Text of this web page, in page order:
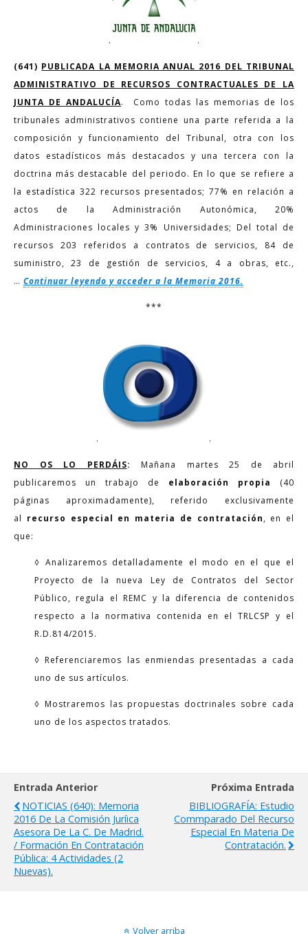
. .
(641) PUBLICADA LA MEMORIA ANUAL 2016 DEL TRIBUNAL
ADMINISTRATIVO DE RECURSOS CONTRACTUALES DE LA
JUNTA DE ANDALUCÍA. Como todas las memorias de los
tribunales administrativos contiene una parte referida a la
composición y funcionamiento del Tribunal, otra con los
datos estadísticos más destacados y una tercera con la
doctrina más destacable del periodo. En lo que se refiere a
la estadística 322 recursos presentados; 77% en relación a
actos de la Administración Autonómica, 20%
Administraciones locales y 3% Universidades; Del total de
recursos 203 referidos a contratos de servicios, 84 de
suministro, 23 de gestión de servicios, 4 a obras, etc.,
… Continuar leyendo y acceder a la Memoria 2016.
***
. .
NO OS LO PERDÁIS: Mañana martes 25 de abril
publicaremos un trabajo de elaboración propia
(40
páginas aproximadamente), referido exclusivamente
al recurso especial en materia de contratación, en el
que:
◊ Analizaremos detalladamente el modo en el que el
Proyecto de la nueva Ley de Contratos del Sector
Público, regula el REMC y la diferencia de contenidos
respecto a la normativa contenida en el TRLCSP y el
R.D.814/2015.
◊ Referenciaremos las enmiendas presentadas a cada
uno de sus artículos.
◊ Mostraremos las propuestas doctrinales sobre cada
uno de los aspectos tratados.
Entrada Anterior
NOTICIAS (640): Memoria
2016 De La Comisión Juríica
Asesora De La C. De Madrid.
/ Formación En Contratación
Pública: 4 Actividades (2
Nuevas).
Próxima Entrada
BIBLIOGRAFÍA: Estudio
Commparado Del Recurso
Especial En Materia De
Contratación.
Volver arriba